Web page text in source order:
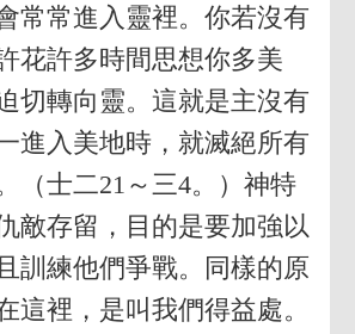
常常進入靈裡。你若沒有
花許多時間思想你多美
切轉向靈。這就是主沒有
進入美地時，就滅絕所有
（士二21～三4。）神特
敵存留，目的是要加強以
訓練他們爭戰。同樣的原
這裡，是叫我們得益處。